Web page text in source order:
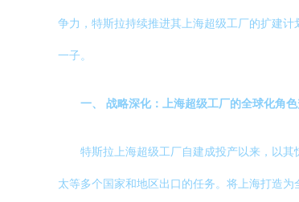
争力，特斯拉持续推进其上海超级工厂的扩建
一子。
一、 战略深化：上海超级工厂的全球化角
特斯拉上海超级工厂自建成投产以来，以
太等多个国家和地区出口的任务。将上海打造